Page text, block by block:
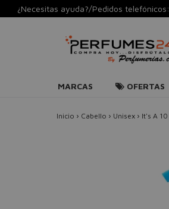
¿Necesitas ayuda?/Pedidos telefónicos:
MARCAS OFERTAS
Inicio › Cabello › Unisex › It's A 10